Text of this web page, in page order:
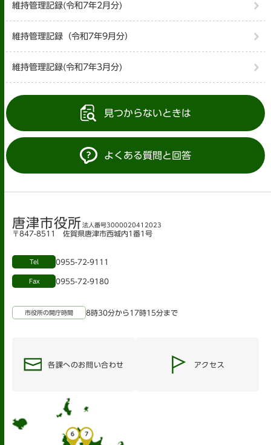
維持管理記録(令和7年2月分)
維持管理記録（令和7年9月分）
維持管理記録(令和7年3月分)
見つからないときは
よくある質問と回答
唐津市役所 法人番号3000020412023
〒847-8511 佐賀県唐津市西城内1番1号
Tel 0955-72-9111
Fax 0955-72-9180
市役所の開庁時間 8時30分から17時15分まで
各課へのお問い合わせ アクセス